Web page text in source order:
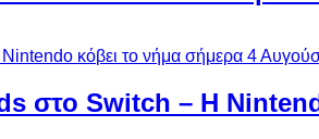
στο Switch – Η